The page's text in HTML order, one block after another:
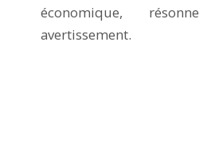
économique,
avertissement.